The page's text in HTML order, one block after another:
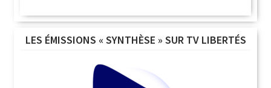
LES ÉMISSIONS « SYNTHÈSE » SUR TV LIBERTÉS